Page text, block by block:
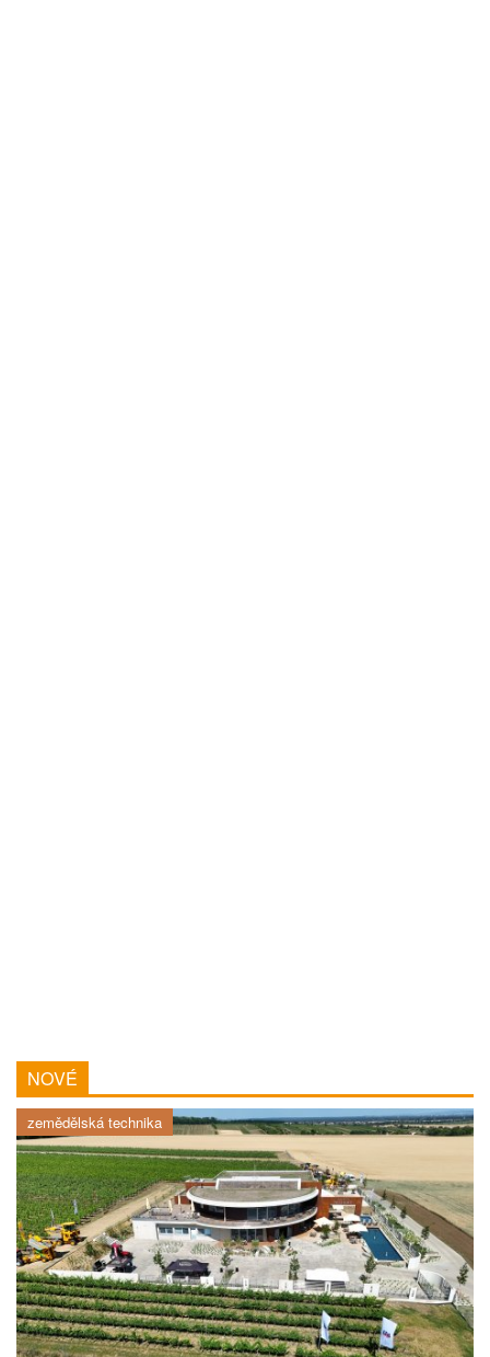
NOVÉ
zemědělská technika